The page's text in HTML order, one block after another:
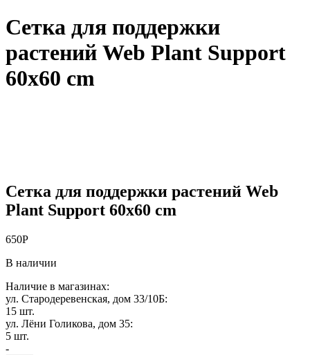
Сетка для поддержки
растений Web Plant Support
60х60 cm
Сетка для поддержки растений Web
Plant Support 60х60 cm
650Р
В наличии
Наличие в магазинах:
ул. Стародеревенская, дом 33/10Б:
15 шт.
ул. Лёни Голикова, дом 35:
5 шт.
-